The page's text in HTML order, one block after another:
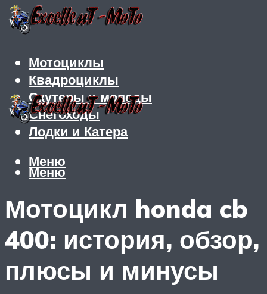
Мотоциклы
Квадроциклы
Скутеры и мопеды
Снегоходы
Лодки и Катера
Меню
Меню
Мотоцикл honda cb
400: история, обзор,
плюсы и минусы